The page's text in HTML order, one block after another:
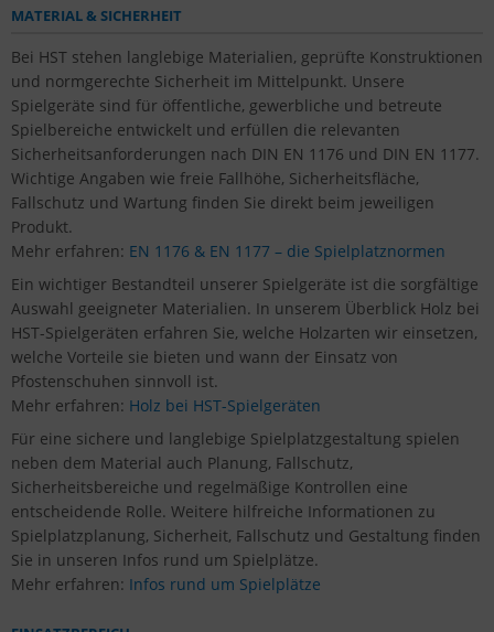
MATERIAL & SICHERHEIT
Bei HST stehen langlebige Materialien, geprüfte Konstruktionen
und normgerechte Sicherheit im Mittelpunkt. Unsere
Spielgeräte sind für öffentliche, gewerbliche und betreute
Spielbereiche entwickelt und erfüllen die relevanten
Sicherheitsanforderungen nach DIN EN 1176 und DIN EN 1177.
Wichtige Angaben wie freie Fallhöhe, Sicherheitsfläche,
Fallschutz und Wartung finden Sie direkt beim jeweiligen
Produkt.
Mehr erfahren: EN 1176 & EN 1177 – die Spielplatznormen
Ein wichtiger Bestandteil unserer Spielgeräte ist die sorgfältige
Auswahl geeigneter Materialien. In unserem Überblick Holz bei
HST-Spielgeräten erfahren Sie, welche Holzarten wir einsetzen,
welche Vorteile sie bieten und wann der Einsatz von
Pfostenschuhen sinnvoll ist.
Mehr erfahren: Holz bei HST-Spielgeräten
Für eine sichere und langlebige Spielplatzgestaltung spielen
neben dem Material auch Planung, Fallschutz,
Sicherheitsbereiche und regelmäßige Kontrollen eine
entscheidende Rolle. Weitere hilfreiche Informationen zu
Spielplatzplanung, Sicherheit, Fallschutz und Gestaltung finden
Sie in unseren Infos rund um Spielplätze.
Mehr erfahren: Infos rund um Spielplätze